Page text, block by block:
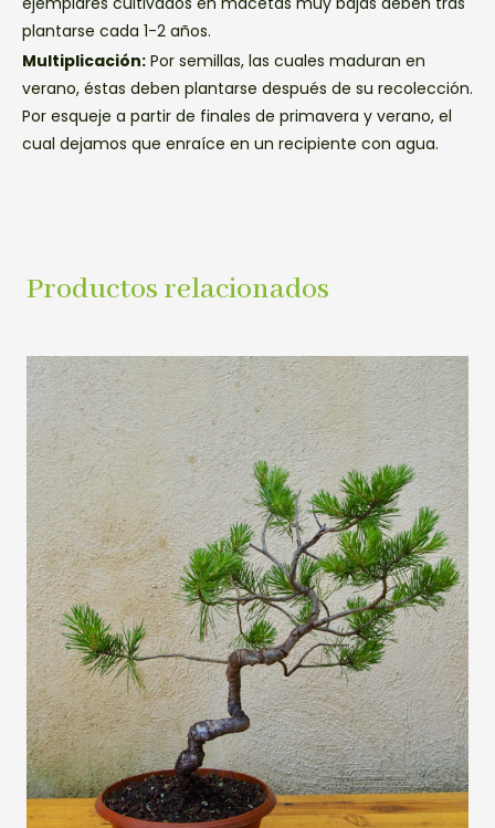
plantarse cada 1-2 años.
Multiplicación: Por semillas, las cuales maduran en
verano, éstas deben plantarse después de su recolección.
Por esqueje a partir de finales de primavera y verano, el
cual dejamos que enraíce en un recipiente con agua.
Productos relacionados